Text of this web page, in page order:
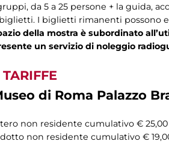
da 5 a 25 persone + la guida,
I biglietti rimanenti possono
della mostra è subordinato
un servizio di noleggio
TARIFFE
di Roma Palazzo
non residente cumulativo € 25,00
non residente cumulativo €